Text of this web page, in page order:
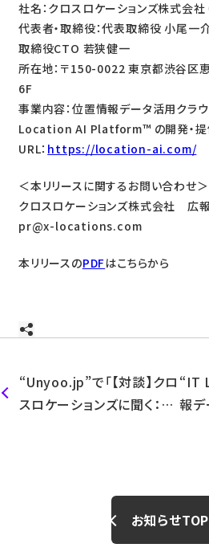
社名：クロスロケーションズ株式会
代表者・取締役：代表取締役 小尾一
取締役CTO 若狭健一
所在地：〒150-0022 東京都渋谷区
6F
事業内容：位置情報データ活用クラウ
Location AI Platform™ の開発・提
URL： https://location-ai.com/
＜本リリースに関するお問い合わせ＞
クロスロケーションズ株式会社 広
pr@x-locations.com
本リリースのPDFはこちらから
“Unyoo.jp”で「【対談】クロ
スロケーションズに聞く：位
“IT
報
ロス
いた
お知らせ